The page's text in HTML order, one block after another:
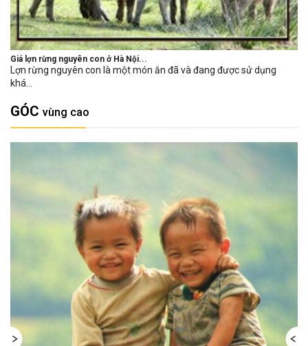
Giá lợn rừng nguyên con ở Hà Nội...
Lợn rừng nguyên con là một món ăn đã và đang được sử dụng
khá...
GÓC vùng cao